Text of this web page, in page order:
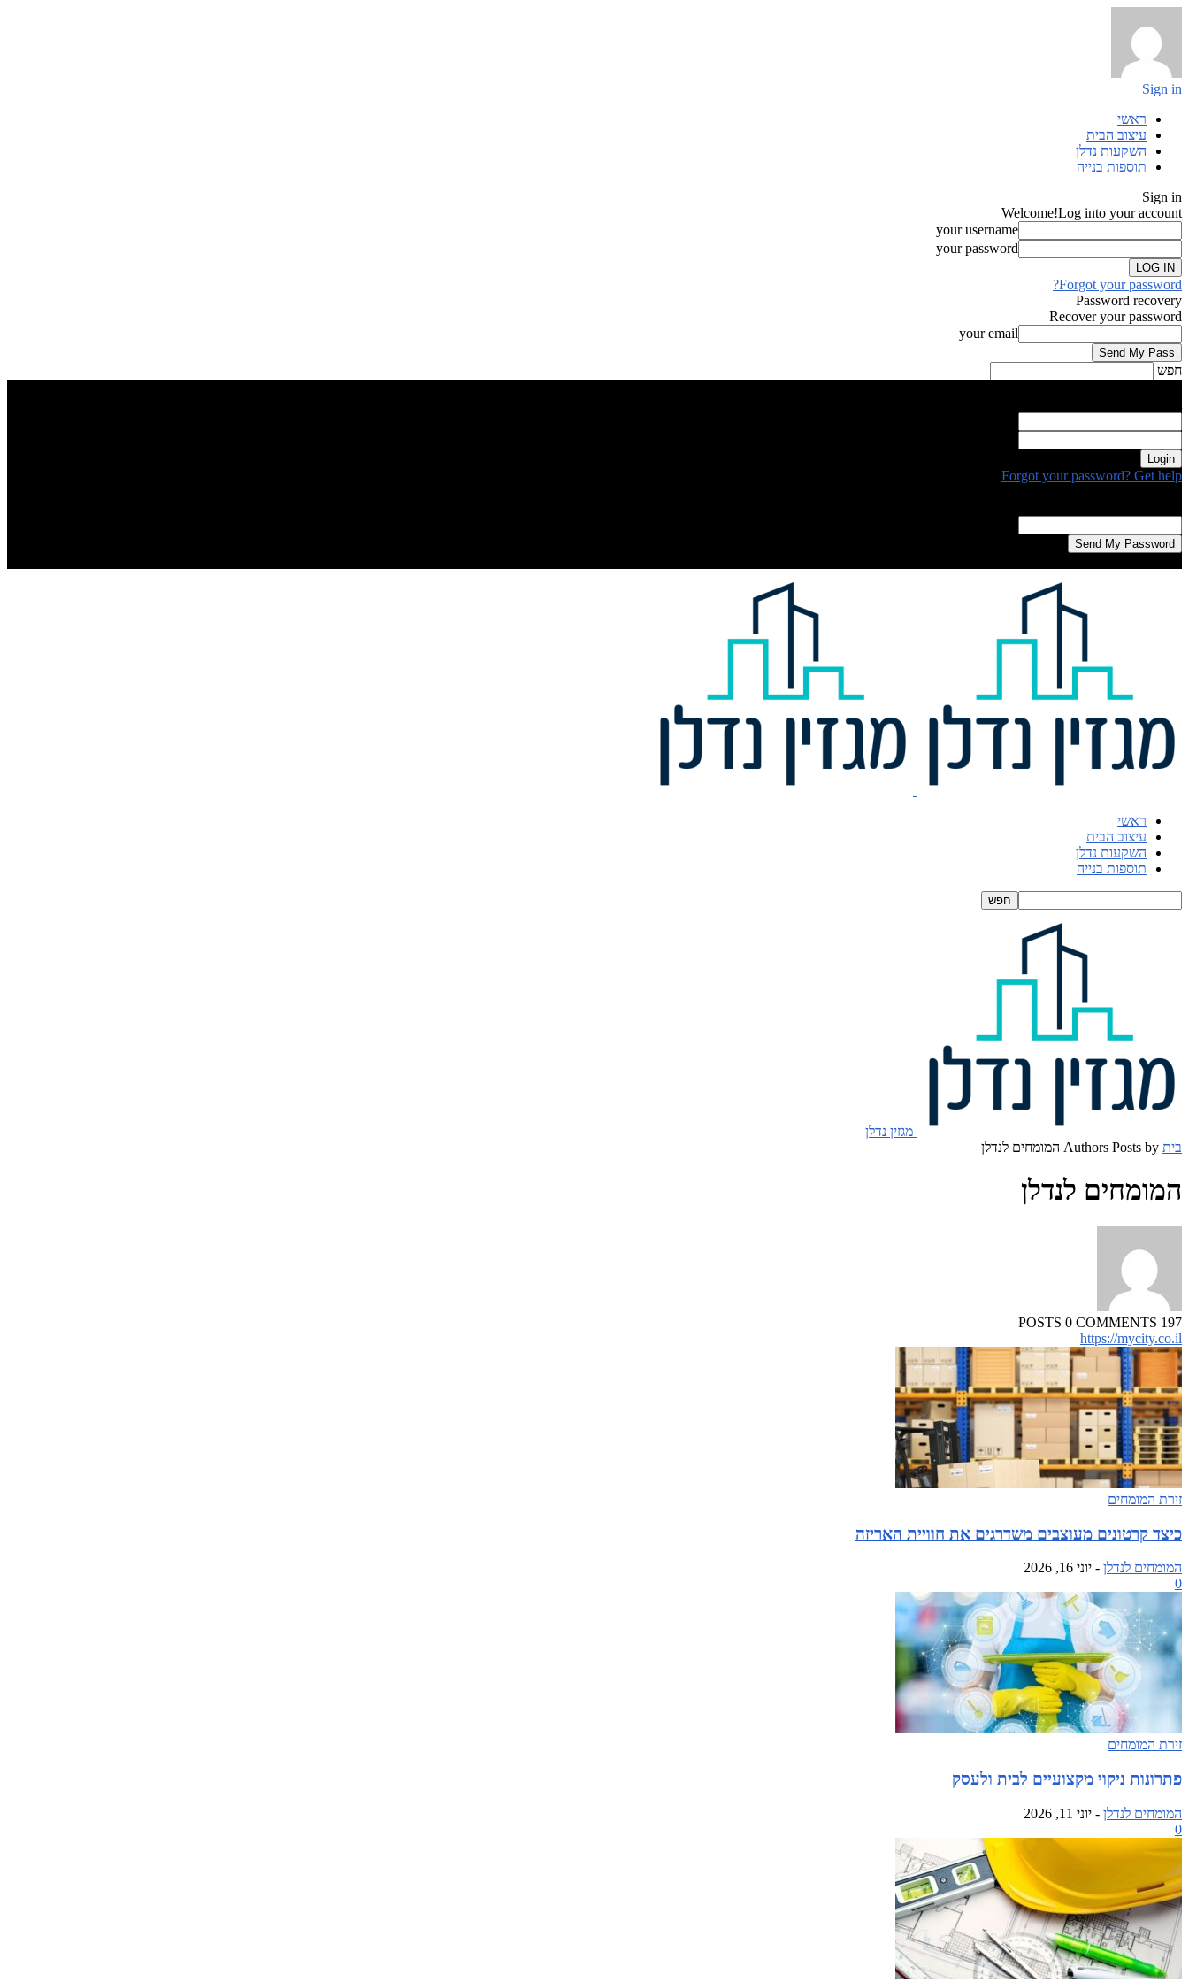
Sign in
ראשי
עיצוב הבית
השקעות נדלן
תוספות בנייה
Sign in
Welcome!Log into your account
your username
your password
Forgot your password?
Password recovery
Recover your password
your email
חפש
Forgot your password? Get help
ראשי
עיצוב הבית
השקעות נדלן
תוספות בנייה
מגזין נדלן
בית
Authors Posts by המומחים לנדלן
המומחים לנדלן
197 POSTS
0 COMMENTS
https://mycity.co.il
זירת המומחים
כיצד קרטונים מעוצבים משדרגים את חוויית האריזה
המומחים לנדלן - יוני 16, 2026
0
זירת המומחים
פתרונות ניקוי מקצועיים לבית ולעסק
המומחים לנדלן - יוני 11, 2026
0